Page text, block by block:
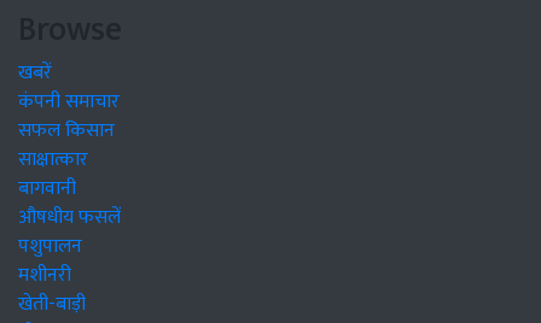
Browse
खबरें
कंपनी समाचार
सफल किसान
साक्षात्कार
बागवानी
औषधीय फसलें
पशुपालन
मशीनरी
खेती-बाड़ी